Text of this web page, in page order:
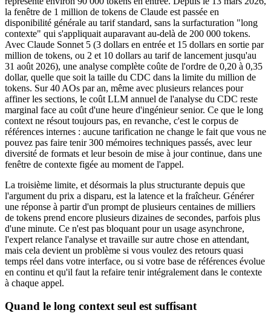
la fenêtre de 1 million de tokens de Claude est passée en
disponibilité générale au tarif standard, sans la surfacturation "long
contexte" qui s'appliquait auparavant au-delà de 200 000 tokens.
Avec Claude Sonnet 5 (3 dollars en entrée et 15 dollars en sortie par
million de tokens, ou 2 et 10 dollars au tarif de lancement jusqu'au
31 août 2026), une analyse complète coûte de l'ordre de 0,20 à 0,35
dollar, quelle que soit la taille du CDC dans la limite du million de
tokens. Sur 40 AOs par an, même avec plusieurs relances pour
affiner les sections, le coût LLM annuel de l'analyse du CDC reste
marginal face au coût d'une heure d'ingénieur senior. Ce que le long
context ne résout toujours pas, en revanche, c'est le corpus de
références internes : aucune tarification ne change le fait que vous ne
pouvez pas faire tenir 300 mémoires techniques passés, avec leur
diversité de formats et leur besoin de mise à jour continue, dans une
fenêtre de contexte figée au moment de l'appel.
La troisième limite, et désormais la plus structurante depuis que
l'argument du prix a disparu, est la latence et la fraîcheur. Générer
une réponse à partir d'un prompt de plusieurs centaines de milliers
de tokens prend encore plusieurs dizaines de secondes, parfois plus
d'une minute. Ce n'est pas bloquant pour un usage asynchrone,
l'expert relance l'analyse et travaille sur autre chose en attendant,
mais cela devient un problème si vous voulez des retours quasi
temps réel dans votre interface, ou si votre base de références évolue
en continu et qu'il faut la refaire tenir intégralement dans le contexte
à chaque appel.
Quand le long context seul est suffisant